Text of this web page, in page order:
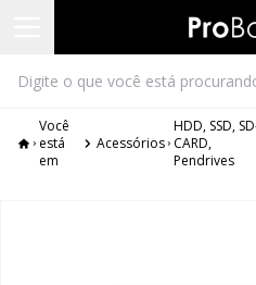
Você
está
em
Acessórios
HDD, SSD,
CARD,
Pendrives